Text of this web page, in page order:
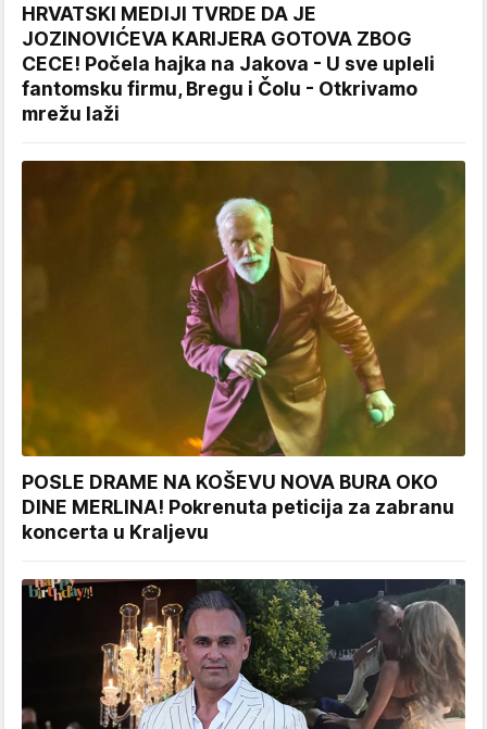
HRVATSKI MEDIJI TVRDE DA JE
JOZINOVIĆEVA KARIJERA GOTOVA ZBOG
CECE! Počela hajka na Jakova - U sve upleli
fantomsku firmu, Bregu i Čolu - Otkrivamo
mrežu laži
POSLE DRAME NA KOŠEVU NOVA BURA OKO
DINE MERLINA! Pokrenuta peticija za zabranu
koncerta u Kraljevu